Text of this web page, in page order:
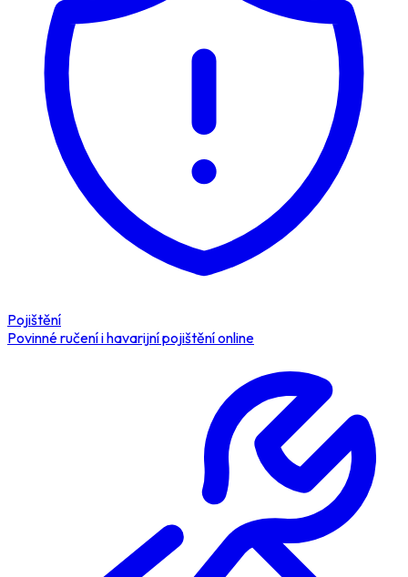
Pojištění
Povinné ručení i havarijní pojištění online